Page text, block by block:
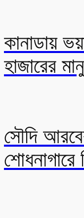
কানাডায়
হাজারের
সৌদি